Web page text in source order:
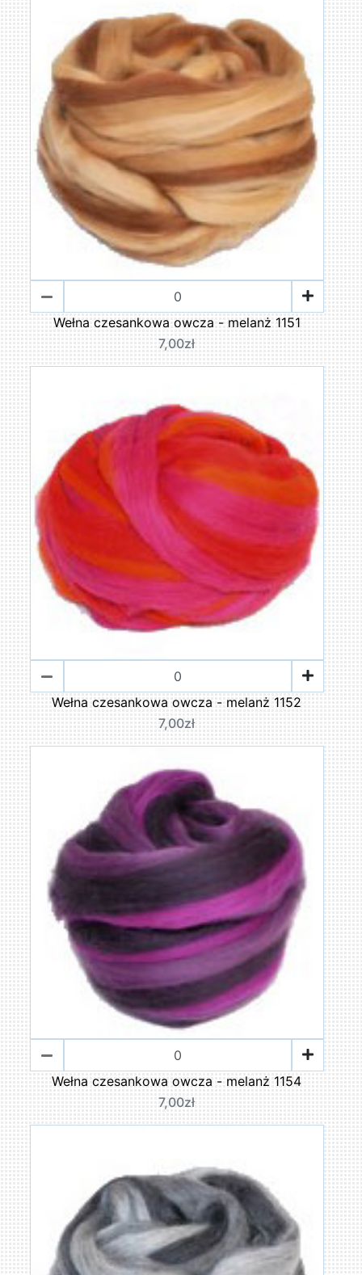
Wełna czesankowa owcza - melanż 1151
7,00zł
Wełna czesankowa owcza - melanż 1152
7,00zł
Wełna czesankowa owcza - melanż 1154
7,00zł